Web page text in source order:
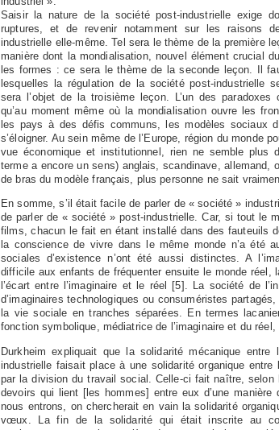
Saisir la nature de la société post-industrielle exige
ruptures, et de revenir notamment sur les raisons
industrielle elle-même. Tel sera le thème de la première
manière dont la mondialisation, nouvel élément crucial
les formes : ce sera le thème de la seconde leçon. Il
lesquelles la régulation de la société post-industrielle
sera l’objet de la troisième leçon. L’un des paradoxes
qu’au moment même où la mondialisation ouvre les
les pays à des défis communs, les modèles sociaux
s’éloigner. Au sein même de l’Europe, région du monde
vue économique et institutionnel, rien ne semble plus
terme a encore un sens) anglais, scandinave, allemand,
de bras du modèle français, plus personne ne sait
En somme, s’il était facile de parler de « société »
de parler de « société » post-industrielle. Car, si tout le
films, chacun le fait en étant installé dans des fauteuils
la conscience de vivre dans le même monde n’a été
sociales d’existence n’ont été aussi distinctes. A
difficile aux enfants de fréquenter ensuite le monde réel,
l’écart entre l’imaginaire et le réel
[5] . La société de
d’imaginaires technologiques ou consuméristes
la vie sociale en tranches séparées. En termes
fonction symbolique, médiatrice de l’imaginaire et du
Durkheim expliquait que la solidarité mécanique entre
industrielle faisait place à une solidarité organique entre
par la division du travail social. Celle-ci fait naître,
devoirs qui lient [les hommes] entre eux d’une manière
nous entrons, on chercherait en vain la solidarité
vœux. La fin de la solidarité qui était inscrite au